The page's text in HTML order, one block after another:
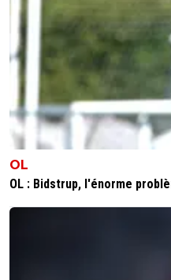
OL
OL : Bidstrup, l'énorme